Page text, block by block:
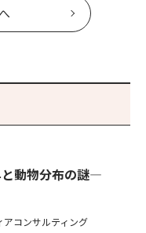
動物分布の謎―
アコンサルティング